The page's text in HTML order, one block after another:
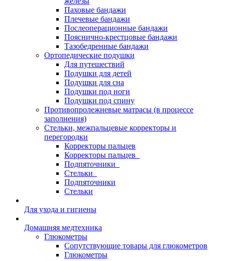
Паховые бандажи
Плечевые бандажи
Послеоперационные бандажи
Пояснично-крестцовые бандажи
Тазобедренные бандажи
Ортопедические подушки
Для путешествий
Подушки для детей
Подушки для сна
Подушки под ноги
Подушки под спину
Противопролежневые матрасы (в процессе
заполнения)
Стельки, межпальцевые корректоры и
перегородки
Корректоры пальцев
Корректоры пальцев_
Подпяточники_
Стельки_
Подпяточники
Стельки
Для ухода и гигиены
Домашняя медтехника
Глюкометры
Сопутствующие товары для глюкометров
Глюкометры